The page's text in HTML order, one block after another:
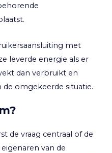
met
leverde energie als er
dan verbruikt en
de omgekeerde situatie.
de vraag centraal of de
van de